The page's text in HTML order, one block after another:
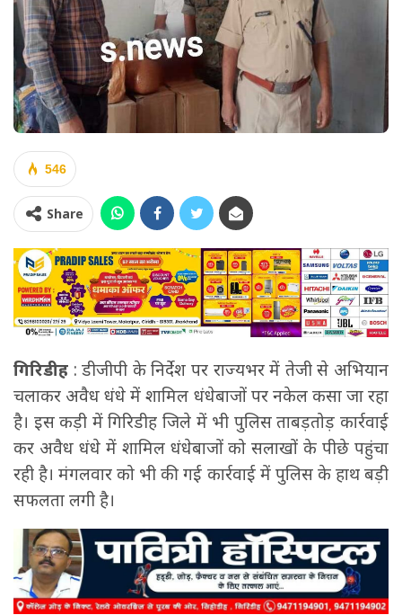
546
Share
गिरिडीह : डीजीपी के निर्देश पर राज्यभर में तेजी से अभियान
चलाकर अवैध धंधे में शामिल धंधेबाजों पर नकेल कसा जा रहा
है। इस कड़ी में गिरिडीह जिले में भी पुलिस ताबड़तोड़ कार्रवाई
कर अवैध धंधे में शामिल धंधेबाजों को सलाखों के पीछे पहुंचा
रही है। मंगलवार को भी की गई कार्रवाई में पुलिस के हाथ बड़ी
सफलता लगी है।